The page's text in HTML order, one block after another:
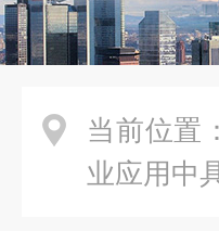
当前位置：
业应用中